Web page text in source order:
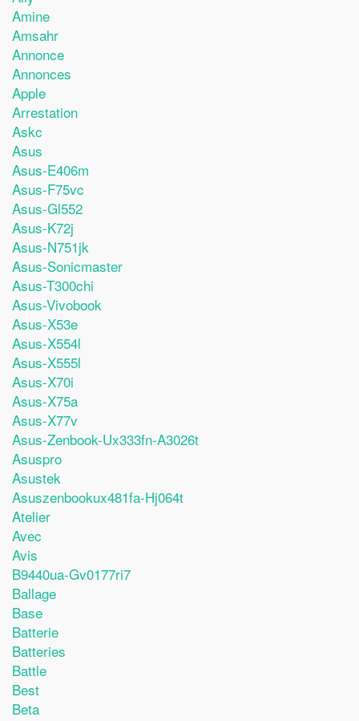
Amine
Amsahr
Annonce
Annonces
Apple
Arrestation
Askc
Asus
Asus-E406m
Asus-F75vc
Asus-Gl552
Asus-K72j
Asus-N751jk
Asus-Sonicmaster
Asus-T300chi
Asus-Vivobook
Asus-X53e
Asus-X554l
Asus-X555l
Asus-X70i
Asus-X75a
Asus-X77v
Asus-Zenbook-Ux333fn-A3026t
Asuspro
Asustek
Asuszenbookux481fa-Hj064t
Atelier
Avec
Avis
B9440ua-Gv0177ri7
Ballage
Base
Batterie
Batteries
Battle
Best
Beta